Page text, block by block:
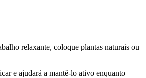
relaxante, coloque plantas naturais ou
e ajudará a mantê-lo ativo enquanto